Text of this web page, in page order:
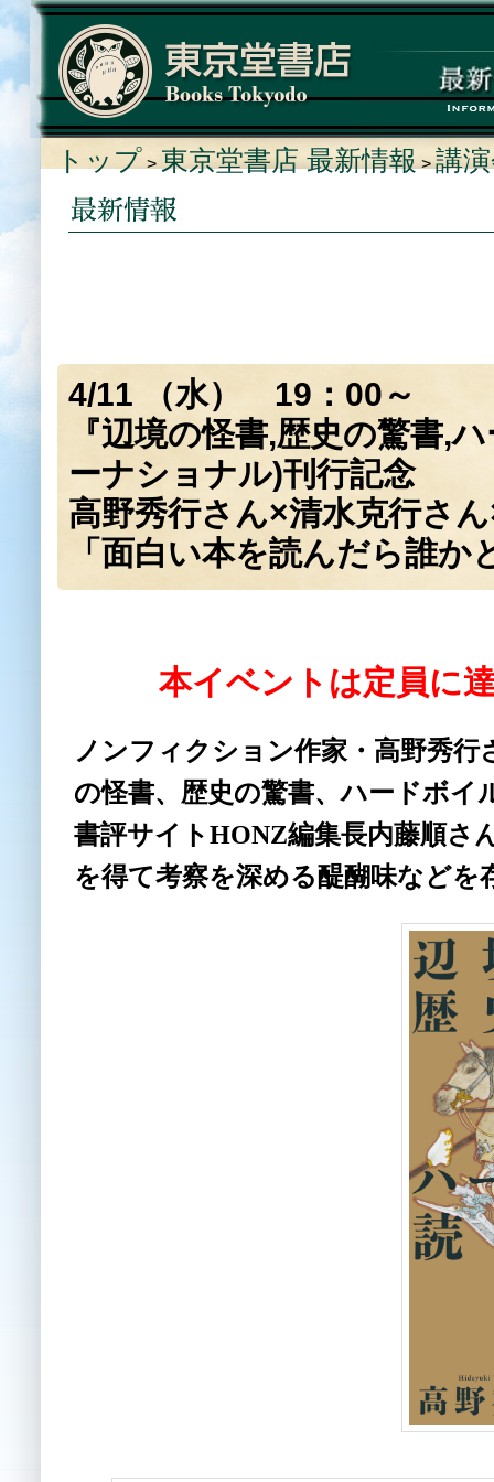
トップ > 東京堂書店 最新情報 > 講
4/11 （水） 19：00～
『辺境の怪書,歴史の驚書,
ーナショナル)刊行記念
高野秀行さん×清水克行さ
「面白い本を読んだら誰か
本イベントは定員に
ノンフィクション作家・高野秀
の怪書、歴史の驚書、ハードボイ
書評サイトHONZ編集長内藤順さ
を得て考察を深める醍醐味などを